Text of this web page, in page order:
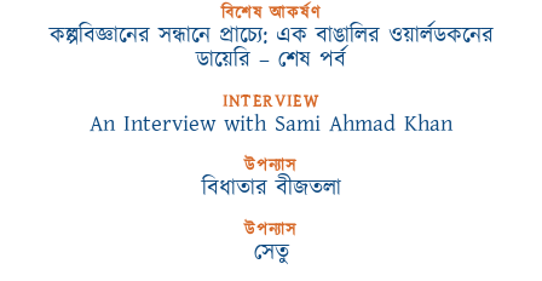
বিশেষ আকর্ষণ
কল্পবিজ্ঞানের সন্ধানে প্রাচ্যে: এক বাঙালির ওয়ার্লডকনের
ডায়েরি – শেষ পর্ব
INTERVIEW
An Interview with Sami Ahmad Khan
উপন্যাস
বিধাতার বীজতলা
উপন্যাস
সেতু